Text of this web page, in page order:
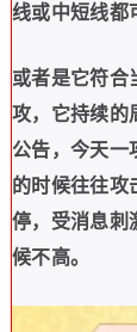
线或中短线都
或者是它符合
攻，它持续的
公告，今天一
的时候往往攻
停，受消息刺
候不高。